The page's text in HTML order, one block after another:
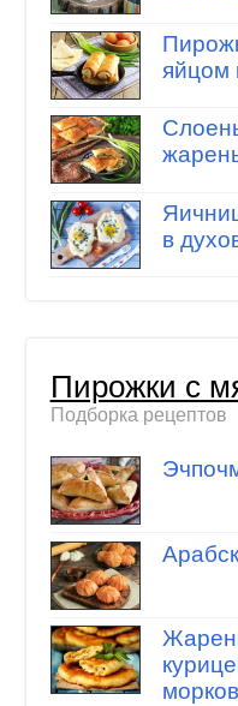
яйцом
в
Пирожки с
Подборка рецептов